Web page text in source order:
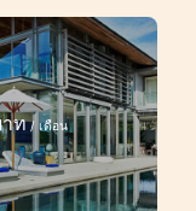
Phang
view 4
ท/ เดือน